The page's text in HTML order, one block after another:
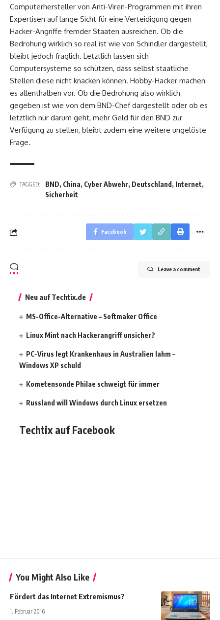
Computerhersteller von Anti-Viren-Programmen mit ihren
Expertisen auf lange Sicht für eine Verteidigung gegen
Hacker-Angriffe fremder Staaten ausreichen. Ob die
Bedrohung wirklich so real ist wie von Schindler dargestellt,
bleibt jedoch fraglich. Letztlich lassen sich
Computersysteme so schützen, dass selbst staatliche
Stellen diese nicht knacken können. Hobby-Hacker machen
es allenthalben vor. Ob die Bedrohung also wirklich
gegeben ist wie von dem BND-Chef dargestellt oder ob es
letztlich nur darum geht, mehr Geld für den BND zur
Verfügung zu stellen, bleibt zudem eine weitere ungelöste
Frage.
TAGGED: BND, China, Cyber Abwehr, Deutschland , Internet,
Sicherheit
Facebook
Leave a comment
Neu auf Techtix.de
MS-Office-Alternative – Softmaker Office
Linux Mint nach Hackerangriff unsicher?
PC-Virus legt Krankenhaus in Australien lahm –
Windows XP schuld
Kometensonde Philae schweigt für immer
Russland will Windows durch Linux ersetzen
Techtix auf Facebook
You Might Also Like
Fördert das Internet Extremismus?
1. Februar 2016